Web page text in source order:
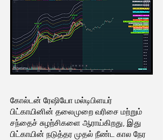
கோல்டன் ரேஷியோ மல்டிபிளயர்
பிட்காயினின் தலைமுறை வரிசை மற்றும்
சந்தைச் சுழற்சிகளை ஆராய்கிறது, இது
பிட்காயின் நடுத்தர முதல் நீண்ட கால நேர